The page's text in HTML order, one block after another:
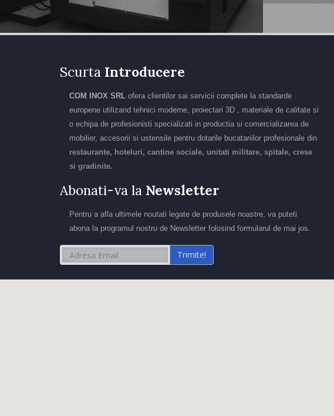
Scurta Introducere
COM INOX SRL ofera clientilor sai servicii complete la standarde
europene utilizand tehnici moderne, proiectari 3D , materiale de calitate si
o echipa de profesionisti specializati in productia si comercializarea de
mobilier, accesorii si ustensile pentru dotarile bucatariilor profesionale din
restaurante, hoteluri, cantine sociale, unitati militare, spitale, crese
si gradinite.
Abonati-va la Newsletter
Pentru a afla ultimele noutati legate de produsele noastre, va puteti
abona la programul nostru de Newsletter folosind formularul de mai jos.
Trimite!